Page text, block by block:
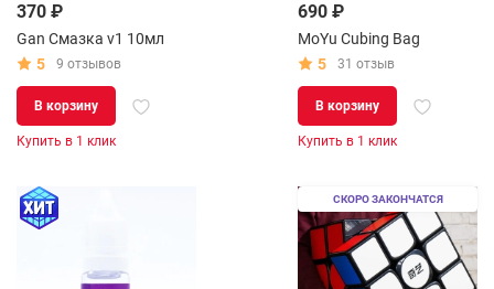
370 ₽
Gan Смазка v1 10мл
5
9 отзывов
В корзину
Купить в 1 клик
690 ₽
MoYu Cubing Bag
5
31 отзыв
В корзину
Купить в 1 клик
СКОРО ЗАКОНЧАТСЯ